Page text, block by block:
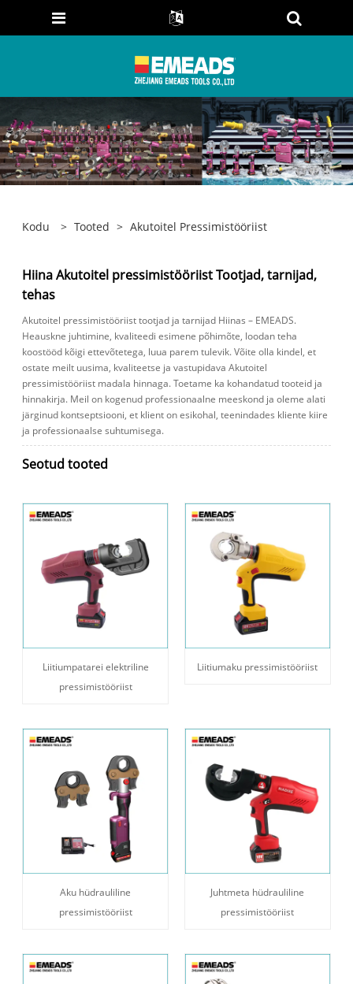
Kodu > Tooted > Akutoitel Pressimistööriist
Hiina Akutoitel pressimistööriist Tootjad, tarnijad,
tehas
Akutoitel pressimistööriist tootjad ja tarnijad Hiinas – EMEADS.
Heauskne juhtimine, kvaliteedi esimene põhimõte, loodan teha
koostööd kõigi ettevõtetega, luua parem tulevik. Võite olla kindel, et
ostate meilt uusima, kvaliteetse ja vastupidava Akutoitel
pressimistööriist madala hinnaga. Toetame ka kohandatud tooteid ja
hinnakirja. Meil ​​on kogenud professionaalne meeskond ja oleme alati
järginud kontseptsiooni, et klient on esikohal, teenindades kliente kiire
ja professionaalse suhtumisega.
Seotud tooted
Liitiumpatarei elektriline
pressimistööriist
Liitiumaku pressimistööriist
Aku hüdrauliline
pressimistööriist
Juhtmeta hüdrauliline
pressimistööriist